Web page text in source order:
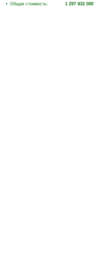
• Общая стоимость: 1 297 832 000